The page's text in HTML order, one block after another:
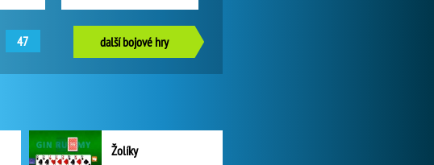
47 další bojové hry
Žolíky